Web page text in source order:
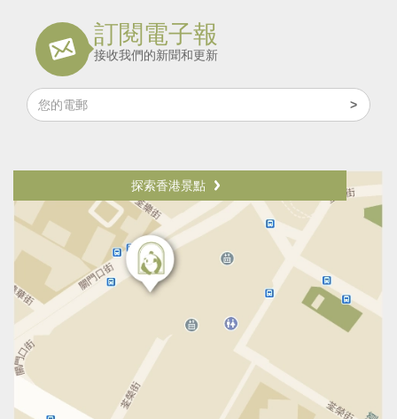
訂閱電子報
接收我們的新聞和更新
探索香港景點